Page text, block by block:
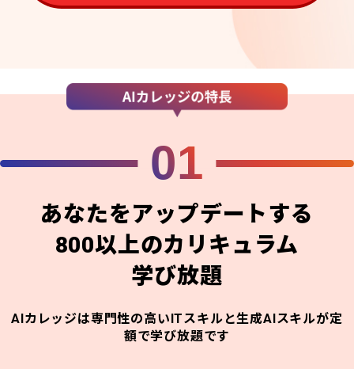
01
あなたをアップデートする
800以上のカリキュラム
学び放題
AIカレッジは専門性の高いITスキルと生成AIスキルが定
額で学び放題です